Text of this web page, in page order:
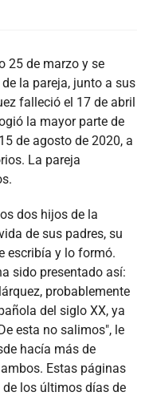
25 de marzo y se
la pareja, junto a sus
falleció el 17 de abril
la mayor parte de
de agosto de 2020, a
La pareja
dos hijos de la
de sus padres, su
escribía y lo formó.
sido presentado así:
probablemente
del siglo XX, ya
esta no salimos", le
hacía más de
Estas páginas
los últimos días de